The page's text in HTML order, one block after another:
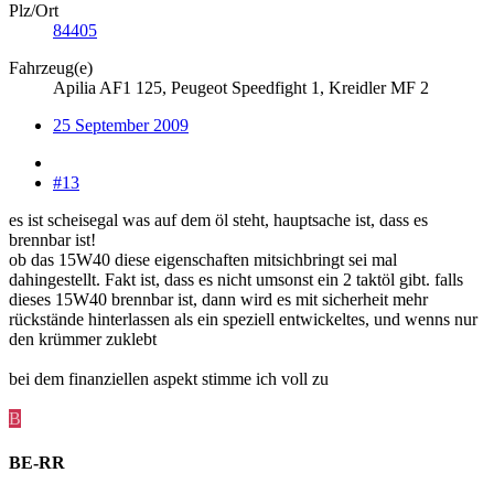
Plz/Ort
84405
Fahrzeug(e)
Apilia AF1 125, Peugeot Speedfight 1, Kreidler MF 2
25 September 2009
#13
es ist scheisegal was auf dem öl steht, hauptsache ist, dass es
brennbar ist!
ob das 15W40 diese eigenschaften mitsichbringt sei mal
dahingestellt. Fakt ist, dass es nicht umsonst ein 2 taktöl gibt. falls
dieses 15W40 brennbar ist, dann wird es mit sicherheit mehr
rückstände hinterlassen als ein speziell entwickeltes, und wenns nur
den krümmer zuklebt
bei dem finanziellen aspekt stimme ich voll zu
B
BE-RR